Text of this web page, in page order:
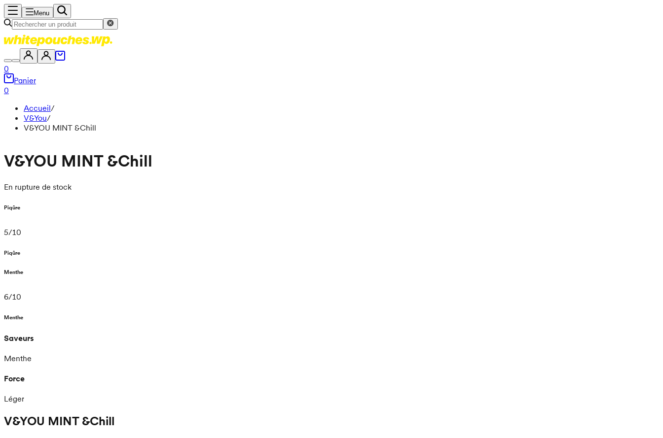
Menu
0
Panier
0
Accueil/
V&You/
V&YOU MINT &Chill
V&YOU MINT &Chill
En rupture de stock
Piqûre
5/10
Piqûre
Menthe
6/10
Menthe
Saveurs
Menthe
Force
Léger
V&YOU MINT &Chill